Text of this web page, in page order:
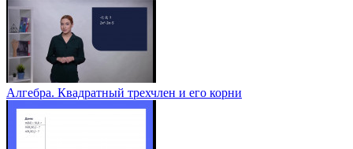
Алгебра. Квадратный трехчлен и его корни